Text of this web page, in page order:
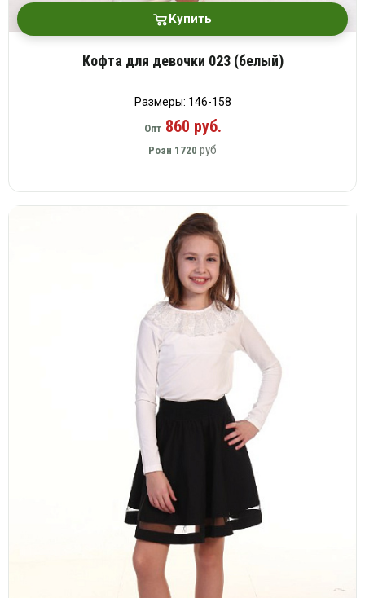
Купить
Кофта для девочки 023 (белый)
Размеры: 146-158
Опт860 руб.
Розн 1720 руб